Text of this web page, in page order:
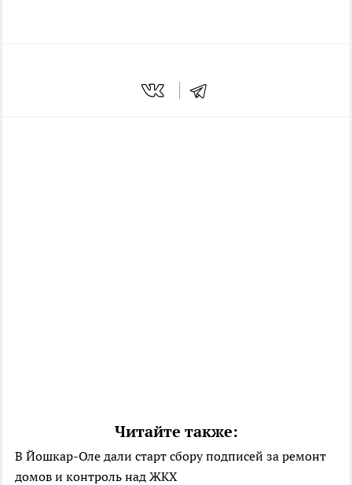
Читайте также:
В Йошкар-Оле дали старт сбору подписей за ремонт
домов и контроль над ЖКХ